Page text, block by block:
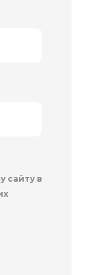
сайту в